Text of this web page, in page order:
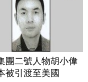
團二號人物胡小偉
被引渡至美國